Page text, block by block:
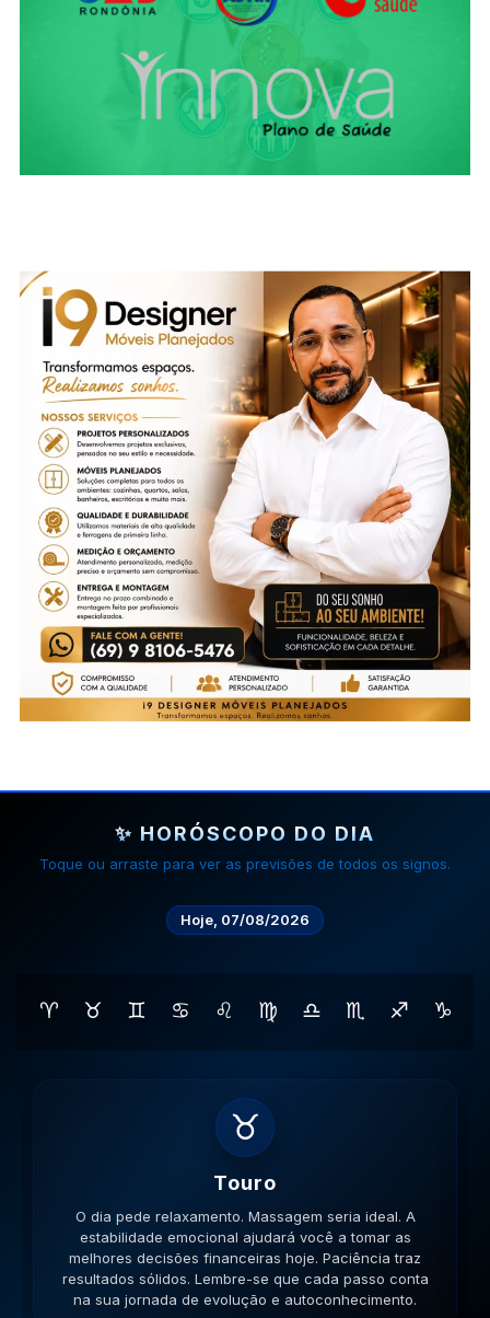
✨ HORÓSCOPO DO DIA
Toque ou arraste para ver as previsões de todos os signos.
Hoje, 07/08/2026
♈ ♉ ♊ ♋ ♌ ♍ ♎ ♏ ♐ ♑
♊
Gemeos
O dia pede movimento. Caminhe, corra, pedale. A
versatilidade é seu ponto forte; use-a para resolver
impasses de forma criativa. A versatilidade ajudará no
sucesso. Lembre-se que cada passo conta na sua
jornada de evolução e autoconhecimento.